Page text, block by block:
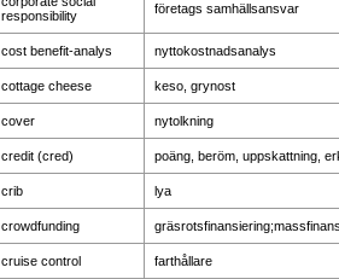
responsibility
företags samhällsansvar
cost benefit-analys nyttokostnadsanalys
cottage cheese keso, grynost
cover nytolkning
credit (cred) poäng, beröm, uppskattning,
crib lya
crowdfunding
cruise control farthållare